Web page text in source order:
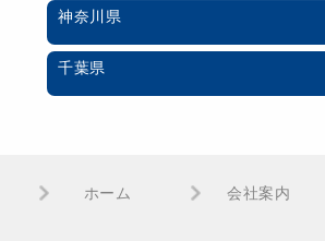
神奈川県
千葉県
ホーム 会社案内